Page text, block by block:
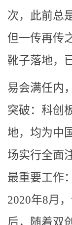
次，此前总
但一传再传
靴子落地，
易会满任内
突破：科创
地，均为中
场实行全面
最重要工作
2020年8月
后，随着双